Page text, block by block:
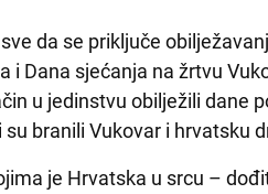
da se priključe
i Dana sjećanja na žrtvu
u jedinstvu obilježili dane
branili Vukovar i hrvatsku
je Hrvatska u srcu –